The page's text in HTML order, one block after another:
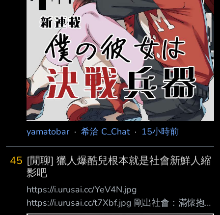
yamatobar· 希洽 C_Chat· 15小時前
45 [閒聊] 獵人爆酷兒根本就是社會新鮮人縮
影吧
https://i.urusai.cc/YeV4N.jpg
https://i.urusai.cc/t7Xbf.jpg 剛出社會：滿懷抱